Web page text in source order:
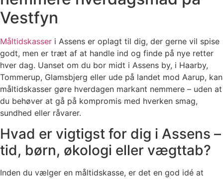
Vestfyn
Måltidskasser i Assens er oplagt til dig, der gerne vil spise
godt, men er træt af at handle ind og finde på nye retter
hver dag. Uanset om du bor midt i Assens by, i Haarby,
Tommerup, Glamsbjerg eller ude på landet mod Aarup, kan
måltidskasser gøre hverdagen markant nemmere – uden at
du behøver at gå på kompromis med hverken smag,
sundhed eller råvarer.
Hvad er vigtigst for dig i Assens –
tid, børn, økologi eller vægttab?
Inden du vælger en måltidskasse, er det en god idé at